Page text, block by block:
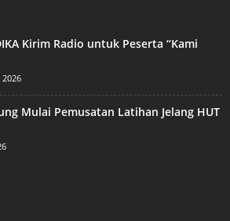
Kirim Radio untuk Peserta “Kami
Mulai Pemusatan Latihan Jelang HUT